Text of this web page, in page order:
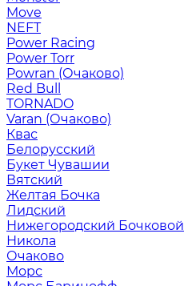
Move
NEFT
Power Racing
Power Torr
Powran (Очаково)
Red Bull
TORNADO
Varan (Очаково)
Квас
Белорусский
Букет Чувашии
Вятский
Желтая Бочка
Лидский
Нижегородский Бочковой
Никола
Очаково
Морс